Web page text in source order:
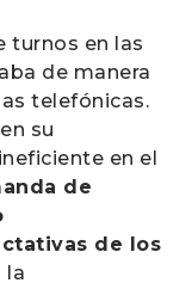
turnos en las
de manera
telefónicas.
su
en el
de
de los
la